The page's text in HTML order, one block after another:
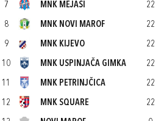
7 MNK MEJAŠI 22
8 MNK NOVI MAROF 22
9 MNK KIJEVO 22
10 MNK USPINJAČA GIMKA 22
11 MNK PETRINJČICA 22
12 MNK SQUARE 22